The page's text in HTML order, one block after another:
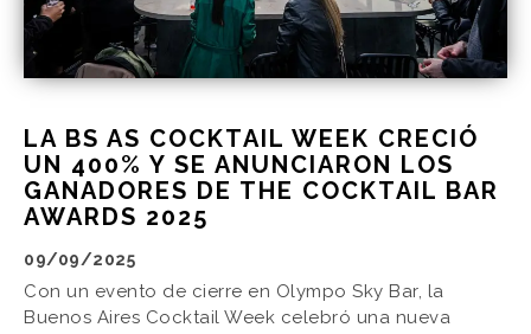
LA BS AS COCKTAIL WEEK CRECIÓ
UN 400% Y SE ANUNCIARON LOS
GANADORES DE THE COCKTAIL BAR
AWARDS 2025
09/09/2025
Con un evento de cierre en Olympo Sky Bar, la
Buenos Aires Cocktail Week celebró una nueva